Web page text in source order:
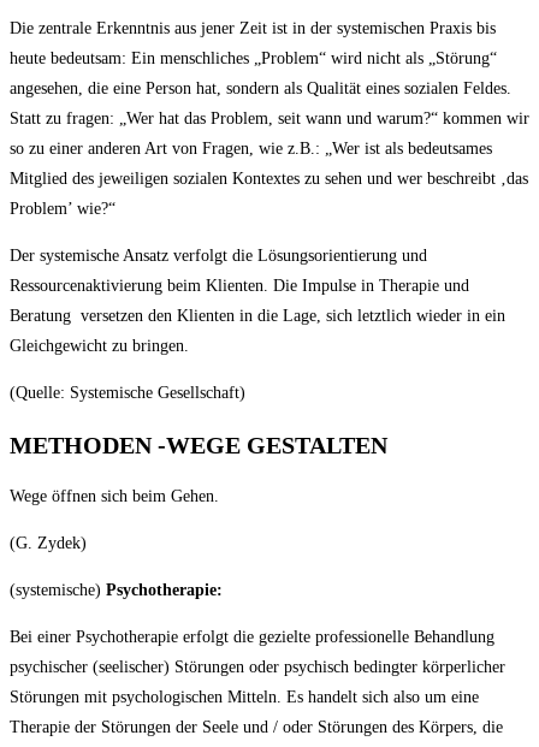
Die zentrale Erkenntnis aus jener Zeit ist in der systemischen Praxis bis
heute bedeutsam: Ein menschliches „Problem“ wird nicht als „Störung“
angesehen, die eine Person hat, sondern als Qualität eines sozialen Feldes.
Statt zu fragen: „Wer hat das Problem, seit wann und warum?“ kommen wir
so zu einer anderen Art von Fragen, wie z.B.: „Wer ist als bedeutsames
Mitglied des jeweiligen sozialen Kontextes zu sehen und wer beschreibt ‚das
Problem’ wie?“
Der systemische Ansatz verfolgt die Lösungsorientierung und
Ressourcenaktivierung beim Klienten. Die Impulse in Therapie und
Beratung versetzen den Klienten in die Lage, sich letztlich wieder in ein
Gleichgewicht zu bringen.
(Quelle: Systemische Gesellschaft)
METHODEN -WEGE GESTALTEN
Wege öffnen sich beim Gehen.
(G. Zydek)
(systemische) Psychotherapie:
Bei einer Psychotherapie erfolgt die gezielte professionelle Behandlung
psychischer (seelischer) Störungen oder psychisch bedingter körperlicher
Störungen mit psychologischen Mitteln. Es handelt sich also um eine
Therapie der Störungen der Seele und / oder Störungen des Körpers, die